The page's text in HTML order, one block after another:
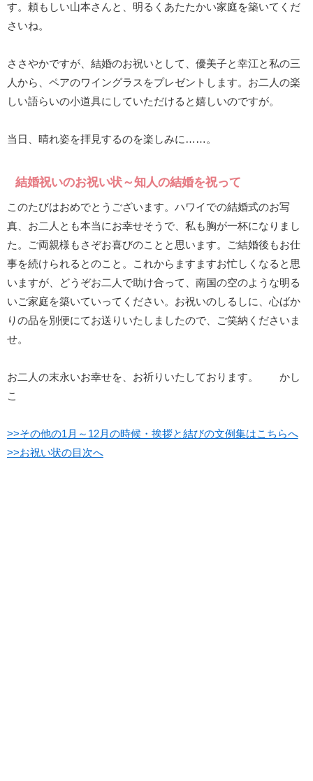
す。頼もしい山本さんと、明るくあたたかい家庭を築いてくだ
さいね。
ささやかですが、結婚のお祝いとして、優美子と幸江と私の三
人から、ペアのワイングラスをプレゼントします。お二人の楽
しい語らいの小道具にしていただけると嬉しいのですが。
当日、晴れ姿を拝見するのを楽しみに……。
結婚祝いのお祝い状～知人の結婚を祝って
このたびはおめでとうございます。ハワイでの結婚式のお写
真、お二人とも本当にお幸せそうで、私も胸が一杯になりまし
た。ご両親様もさぞお喜びのことと思います。ご結婚後もお仕
事を続けられるとのこと。これからますますお忙しくなると思
いますが、どうぞお二人で助け合って、南国の空のような明る
いご家庭を築いていってください。お祝いのしるしに、心ばか
りの品を別便にてお送りいたしましたので、ご笑納くださいま
せ。
お二人の末永いお幸せを、お祈りいたしております。 かし
こ
>>その他の1月～12月の時候・挨拶と結びの文例集はこちらへ
>>お祝い状の目次へ